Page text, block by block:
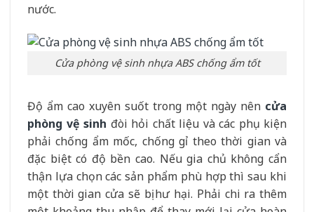
nước.
Cửa phòng vệ sinh nhựa ABS chống ẩm tốt
Độ ẩm cao xuyên suốt trong một ngày nên cửa
phòng vệ sinh đòi hỏi chất liệu và các phụ kiện
phải chống ẩm mốc, chống gỉ theo thời gian và
đặc biệt có độ bền cao. Nếu gia chủ không cẩn
thận lựa chọn các sản phẩm phù hợp thì sau khi
một thời gian cửa sẽ bị hư hại. Phải chi ra thêm